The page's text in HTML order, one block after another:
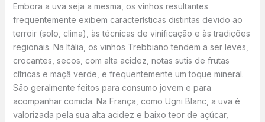
Embora a uva seja a mesma, os vinhos resultantes
frequentemente exibem características distintas devido ao
terroir (solo, clima), às técnicas de vinificação e às tradições
regionais. Na Itália, os vinhos Trebbiano tendem a ser leves,
crocantes, secos, com alta acidez, notas sutis de frutas
cítricas e maçã verde, e frequentemente um toque mineral.
São geralmente feitos para consumo jovem e para
acompanhar comida. Na França, como Ugni Blanc, a uva é
valorizada pela sua alta acidez e baixo teor de açúcar,